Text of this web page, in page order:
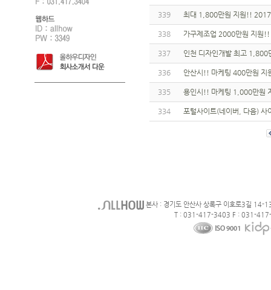
339 최대 1,800만원 지원!! 2017
338 가구제조업 2000만원 지원
337 인천 디자인개발 최고
336 안산시!! 마케팅 400만원 지
335 용인시!! 마케팅 1,000만원
334 포털사이트(네이버, 다음) 사
본사 : 경기도 안산사 상록구 이호로3길 14-
T : 031-417-3403 F : 031-